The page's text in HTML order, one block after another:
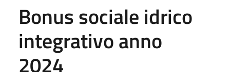
Bonus sociale idrico
integrativo anno
2024